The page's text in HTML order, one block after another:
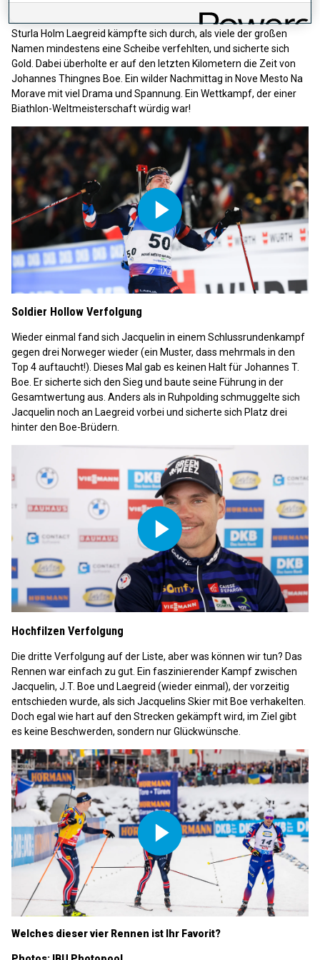
Video
Sturla Holm Laegreid kämpfte sich durch, als viele der großen
Namen mindestens eine Scheibe verfehlten, und sicherte sich
Gold. Dabei überholte er auf den letzten Kilometern die Zeit von
Johannes Thingnes Boe. Ein wilder Nachmittag in Nove Mesto Na
Morave mit viel Drama und Spannung. Ein Wettkampf, der einer
Biathlon-Weltmeisterschaft würdig war!
Play
Video
Soldier Hollow Verfolgung
Wieder einmal fand sich Jacquelin in einem Schlussrundenkampf
gegen drei Norweger wieder (ein Muster, dass mehrmals in den
Top 4 auftaucht!). Dieses Mal gab es keinen Halt für Johannes T.
Boe. Er sicherte sich den Sieg und baute seine Führung in der
Gesamtwertung aus. Anders als in Ruhpolding schmuggelte sich
Jacquelin noch an Laegreid vorbei und sicherte sich Platz drei
hinter den Boe-Brüdern.
Play
Video
Hochfilzen Verfolgung
Die dritte Verfolgung auf der Liste, aber was können wir tun? Das
Rennen war einfach zu gut. Ein faszinierender Kampf zwischen
Jacquelin, J.T. Boe und Laegreid (wieder einmal), der vorzeitig
entschieden wurde, als sich Jacquelins Skier mit Boe verhakelten.
Doch egal wie hart auf den Strecken gekämpft wird, im Ziel gibt
es keine Beschwerden, sondern nur Glückwünsche.
Play
Welches dieser vier Rennen ist Ihr Favorit?